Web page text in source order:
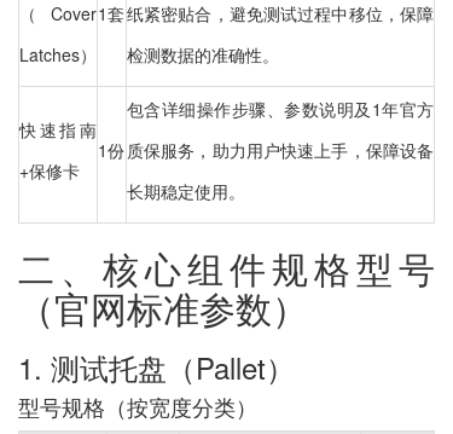
（Cover
Latches）
1套纸紧密贴合，避免测试过程中移位，保障
检测数据的准确性。
快速指南
+保修卡
1份
包含详细操作步骤、参数说明及1年官方
质保服务，助力用户快速上手，保障设备
长期稳定使用。
二、核心组件规格型号
（官网标准参数）
1. 测试托盘（Pallet）
型号规格（按宽度分类）